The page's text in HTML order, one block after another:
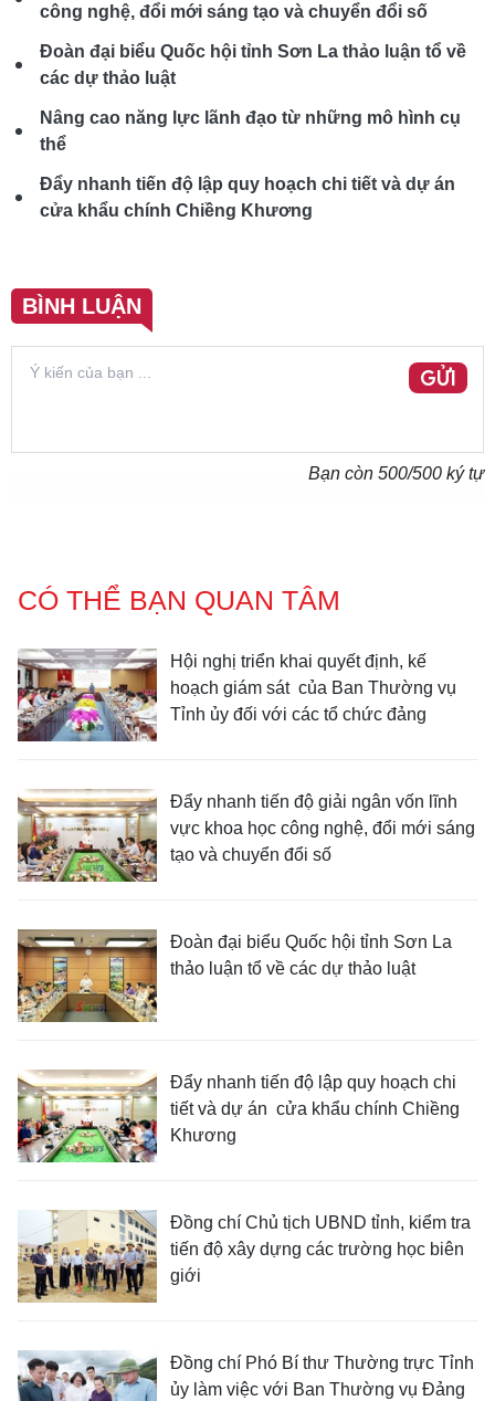
công nghệ, đổi mới sáng tạo và chuyển đổi số
Đoàn đại biểu Quốc hội tỉnh Sơn La thảo luận tổ về
các dự thảo luật
Nâng cao năng lực lãnh đạo từ những mô hình cụ
thể
Đẩy nhanh tiến độ lập quy hoạch chi tiết và dự án
cửa khẩu chính Chiềng Khương
BÌNH LUẬN
GỬI
Bạn còn 500/500 ký tự
CÓ THỂ BẠN QUAN TÂM
Hội nghị triển khai quyết định, kế
hoạch giám sát của Ban Thường vụ
Tỉnh ủy đối với các tổ chức đảng
Đẩy nhanh tiến độ giải ngân vốn lĩnh
vực khoa học công nghệ, đổi mới sáng
tạo và chuyển đổi số
Đoàn đại biểu Quốc hội tỉnh Sơn La
thảo luận tổ về các dự thảo luật
Đẩy nhanh tiến độ lập quy hoạch chi
tiết và dự án cửa khẩu chính Chiềng
Khương
Đồng chí Chủ tịch UBND tỉnh, kiểm tra
tiến độ xây dựng các trường học biên
giới
Đồng chí Phó Bí thư Thường trực Tỉnh
ủy làm việc với Ban Thường vụ Đảng